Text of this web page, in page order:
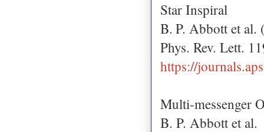
Star Inspiral
B. P. Abbott et
Phys. Rev. Lett.
https://
Multi-messenger
B. P. Abbott et al.